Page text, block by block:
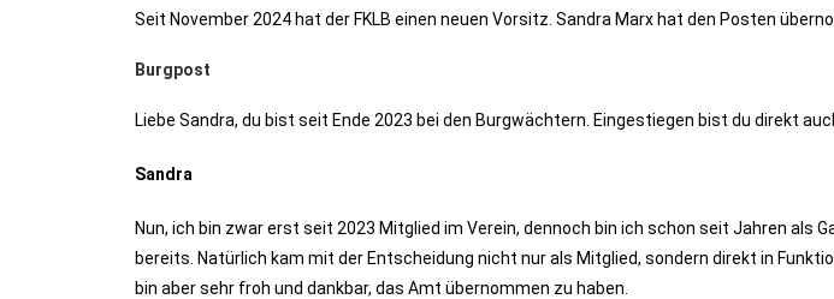
Seit November 2024 hat der FKLB einen neuen Vorsitz. Sandra Marx hat den Posten
Burgpost
Liebe Sandra, du bist seit Ende 2023 bei den Burgwächtern. Eingestiegen bist du direkt
Sandra
Nun, ich bin zwar erst seit 2023 Mitglied im Verein, dennoch bin ich schon seit Jahren
bereits. Natürlich kam mit der Entscheidung nicht nur als Mitglied, sondern direkt in
bin aber sehr froh und dankbar, das Amt übernommen zu haben.